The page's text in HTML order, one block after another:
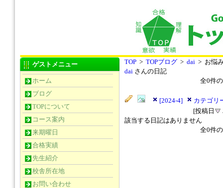
ゲストメニュー
ホーム
ブログ
TOPについて
コース案内
来期曜日
合格実績
先生紹介
校舎所在地
お問い合わせ
TOP > TOPブログ > dai > お悩
dai さんの日記
全0件
[2024-4]
カテゴリ
[投稿日
該当する日記はありません
全0件